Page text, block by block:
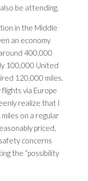
be attending.
in the Middle
an economy
400,000
100,000 United
120,000 miles.
via Europe
realize that I
on a regular
priced,
concerns
the “possibility